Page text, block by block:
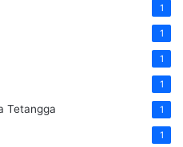
1
1
1
1
Tetangga 1
1